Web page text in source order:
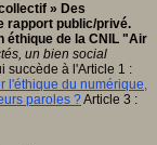
» Des
rapport public/privé.
éthique de la CNIL "Air
un bien social
succède à l'Article 1 :
l'éthique du numérique,
paroles ?Article 3 :